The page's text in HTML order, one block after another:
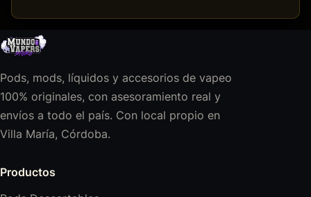
Pods, mods, líquidos y accesorios de vapeo
100% originales, con asesoramiento real y
envíos a todo el país. Con local propio en
Villa María, Córdoba.
Productos